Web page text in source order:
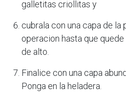
galletitas criollitas y
cubrala con una capa de la
operacion hasta que
de alto.
Finalice con una capa
Ponga en la heladera.